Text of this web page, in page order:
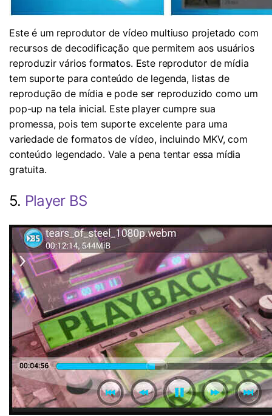
Este é um reprodutor de vídeo multiuso projetado com
recursos de decodificação que permitem aos usuários
reproduzir vários formatos. Este reprodutor de mídia
tem suporte para conteúdo de legenda, listas de
reprodução de mídia e pode ser reproduzido como um
pop-up na tela inicial. Este player cumpre sua
promessa, pois tem suporte excelente para uma
variedade de formatos de vídeo, incluindo MKV, com
conteúdo legendado. Vale a pena tentar essa mídia
gratuita.
5. Player BS